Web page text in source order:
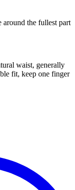
around the fullest part
waist, generally
fit, keep one finger